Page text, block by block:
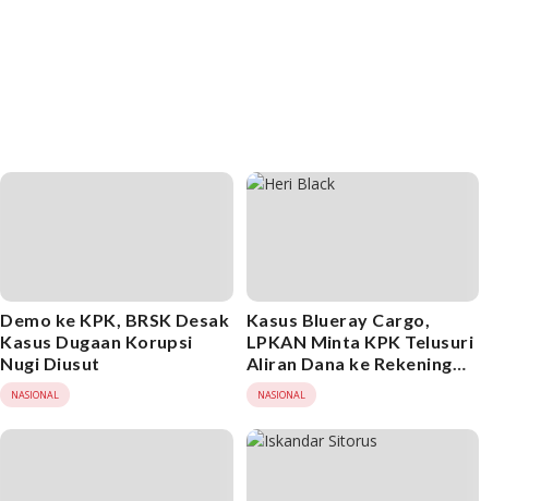
Demo ke KPK, BRSK Desak
Kasus Dugaan Korupsi
Nugi Diusut
NASIONAL
Kasus Blueray Cargo,
LPKAN Minta KPK Telusuri
Aliran Dana ke Rekening
Heri Black
NASIONAL